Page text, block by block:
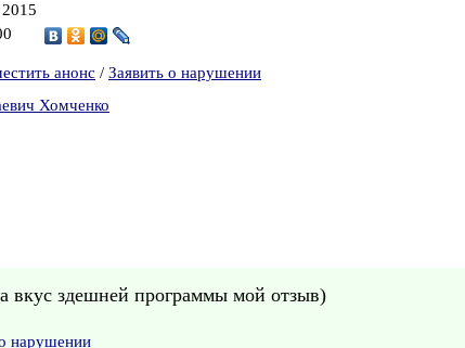
2015
анонс / Заявить о нарушении
Хомченко
вкус здешней программы мой отзыв)
нарушении